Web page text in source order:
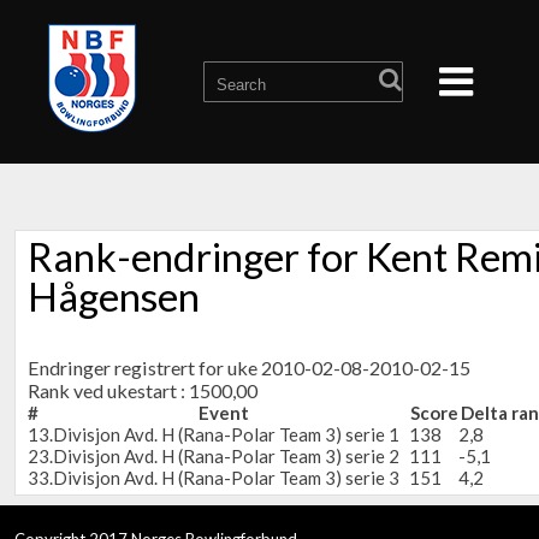
Rank-endringer for Kent
Hågensen
Endringer registrert for uke 2010-02-08-2010-02-15
Rank ved ukestart : 1500,00
# Event Score Delta
13.Divisjon Avd. H (Rana-Polar Team 3) serie 1 138
2,8
23.Divisjon Avd. H (Rana-Polar Team 3) serie 2 111
-5,1
33.Divisjon Avd. H (Rana-Polar Team 3) serie 3 151 4,2